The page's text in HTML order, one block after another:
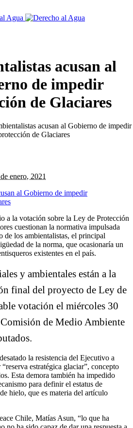
acusan al
de impedir
de Glaciares
acusan al Gobierno de impedir
de Glaciares
enero, 2021
a la votación sobre la Ley de Protección
cuestionan la normativa impulsada
de los ambientalistas, el principal
de la norma, que ocasionaría un
existentes en el país.
y ambientales están a la
final del proyecto de Ley de
votación el miércoles 30
de Medio Ambiente
la resistencia del Ejecutivo a
estratégica glaciar”, concepto
Esta demora también ha impedido
para definir el estatus de
hielo, que es materia del artículo
Chile, Matías Asun, “lo que ha